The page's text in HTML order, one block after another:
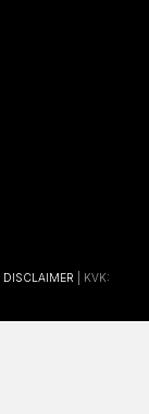
DISCLAIMER | KVK: